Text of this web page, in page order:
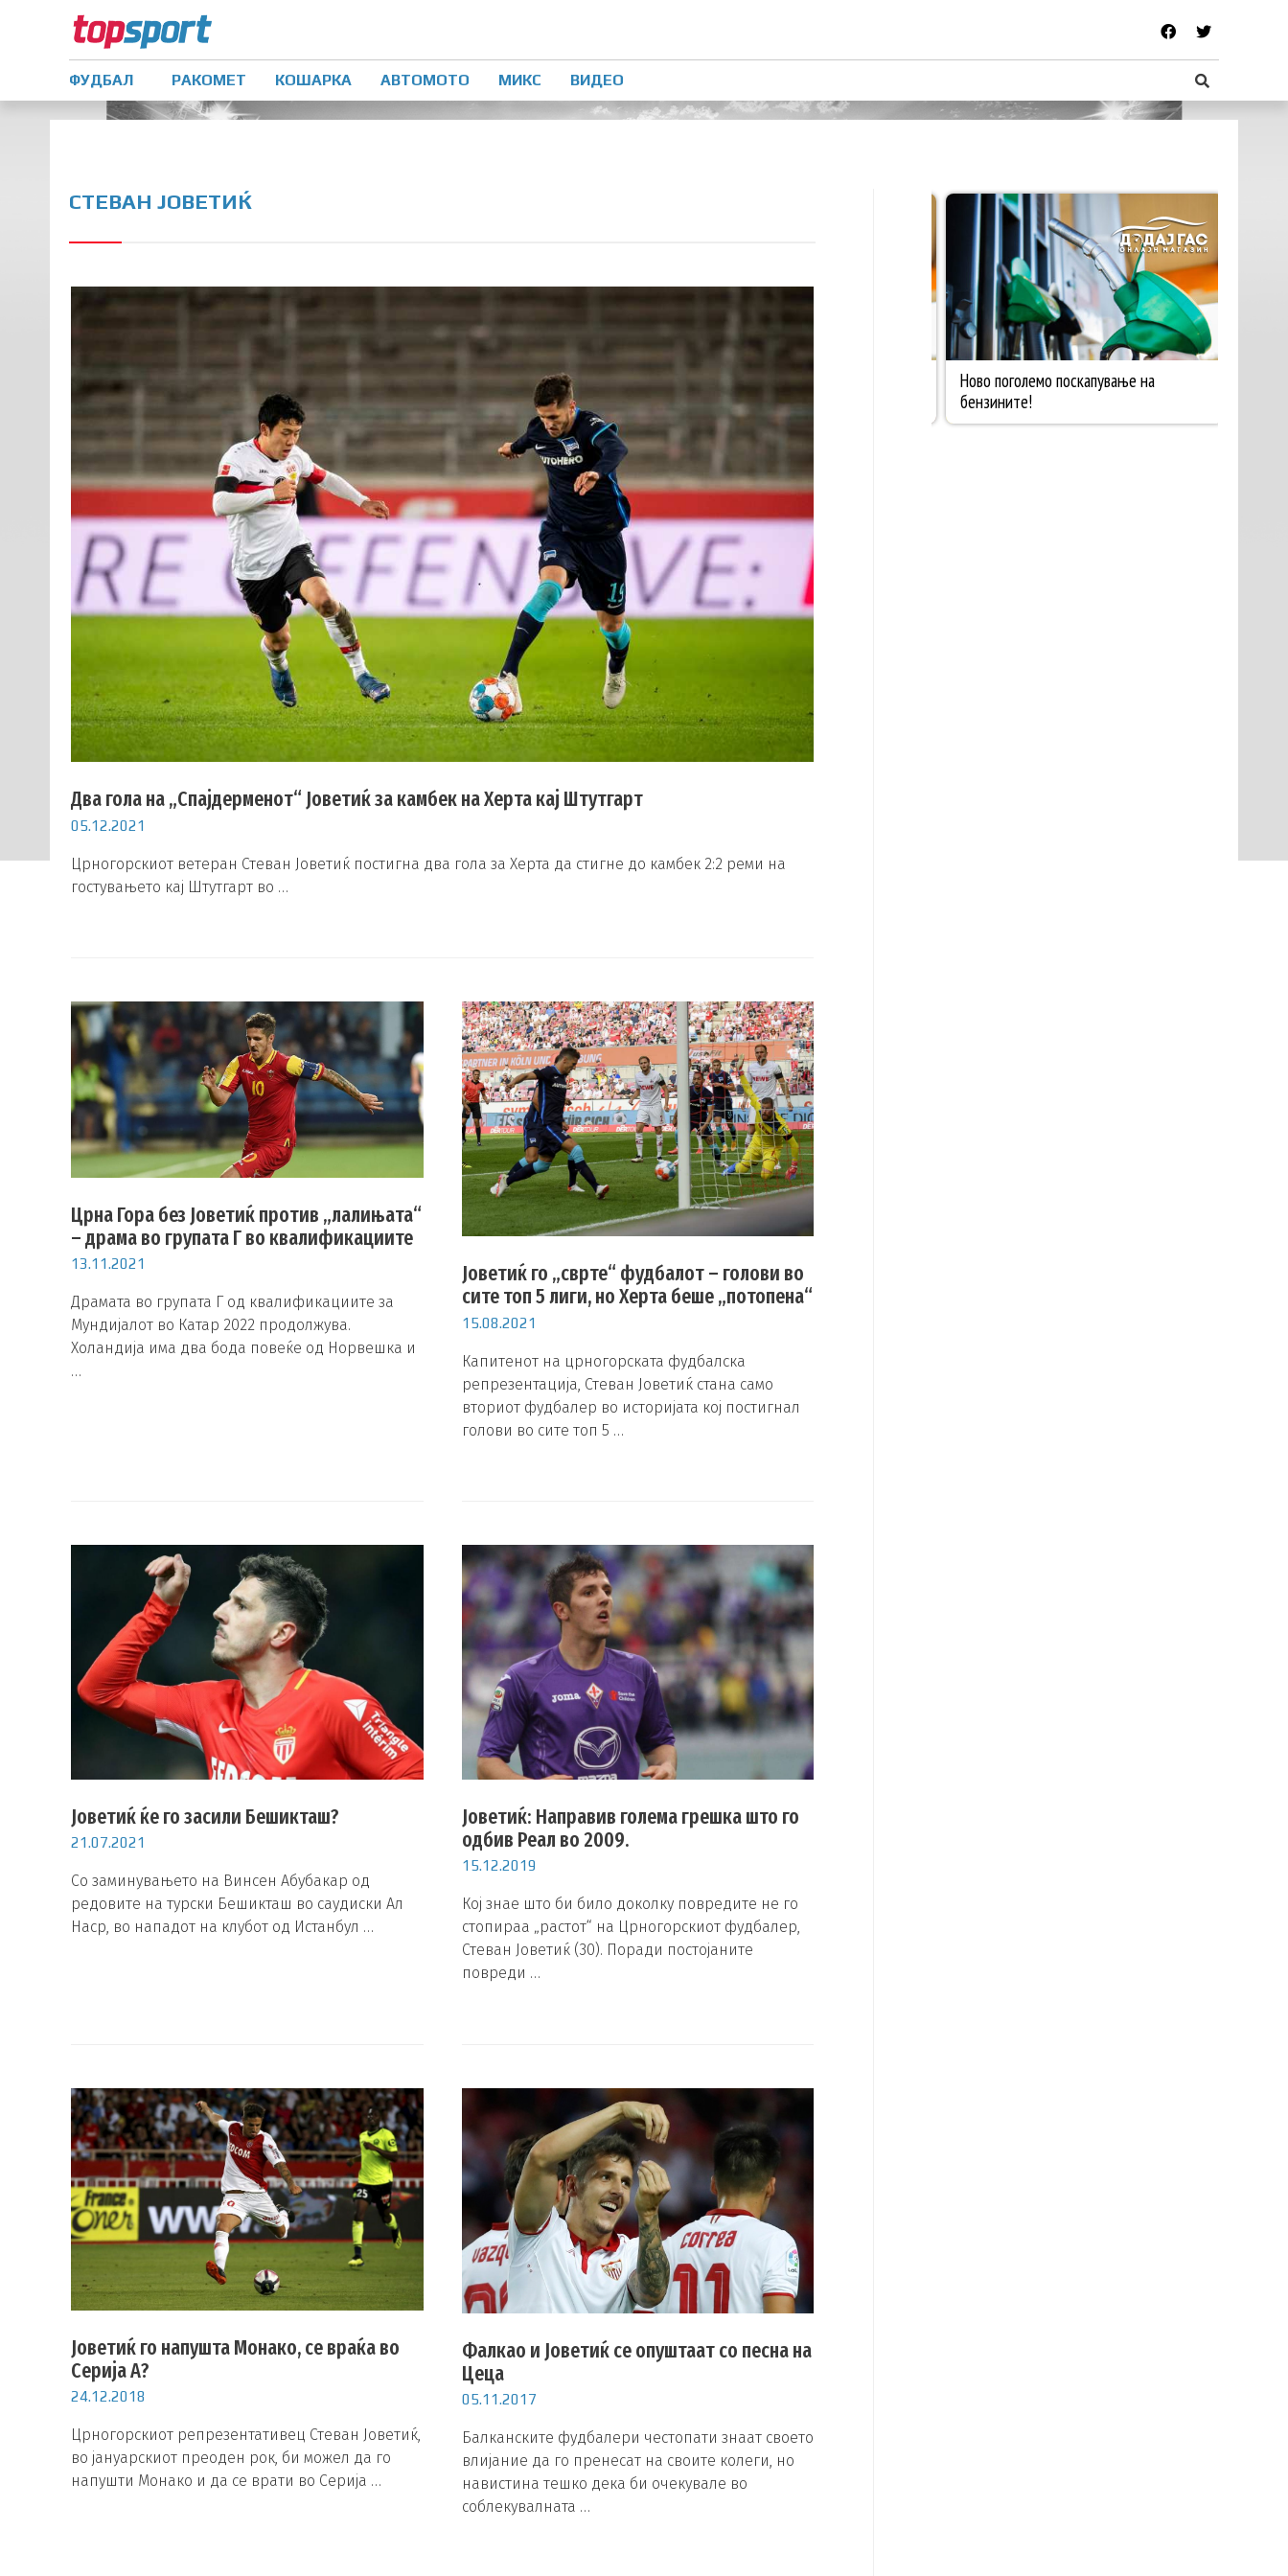
ФУДБАЛ РАКОМЕТ КОШАРКА АВТОМОТО МИКС ВИДЕО
СТЕВАН ЈОВЕТИЌ
Два гола на „Спајдерменот“ Јоветиќ за камбек на Херта кај Штутгарт
05.12.2021
Црногорскиот ветеран Стеван Јоветиќ постигна два гола за Херта да стигне до камбек 2:2 реми на
гостувањето кај Штутгарт во …
Црна Гора без Јоветиќ против „лалињата“
– драма во групата Г во квалификациите
13.11.2021
Драмата во групата Г од квалификациите за
Мундијалот во Катар 2022 продолжува.
Холандија има два бода повеќе од Норвешка и
…
Јоветиќ го „сврте“ фудбалот – голови во
сите топ 5 лиги, но Херта беше „потопена“
15.08.2021
Капитенот на црногорската фудбалска
репрезентација, Стеван Јоветиќ стана само
вториот фудбалер во историјата кој постигнал
голови во сите топ 5 …
Јоветиќ ќе го засили Бешикташ?
21.07.2021
Со заминувањето на Винсен Абубакар од
редовите на турски Бешикташ во саудиски Ал
Наср, во нападот на клубот од Истанбул …
Јоветиќ: Направив голема грешка што го
одбив Реал во 2009.
15.12.2019
Кој знае што би било доколку повредите не го
стопираа „растот“ на Црногорскиот фудбалер,
Стеван Јоветиќ (30). Поради постојаните
повреди …
Јоветиќ го напушта Монако, се враќа во
Серија А?
24.12.2018
Црногорскиот репрезентативец Стеван Јоветиќ,
во јануарскиот преоден рок, би можел да го
напушти Монако и да се врати во Серија …
Фалкао и Јоветиќ се опуштаат со песна на
Цеца
05.11.2017
Балканските фудбалери честопати знаат своето
влијание да го пренесат на своите колеги, но
навистина тешко дека би очекувале во
соблекувалната …